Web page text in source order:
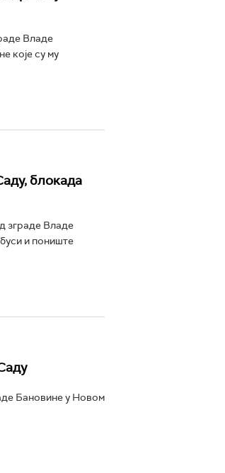
Владе
које су му
блокада
зграде Владе
и пониште
Бановине у Новом